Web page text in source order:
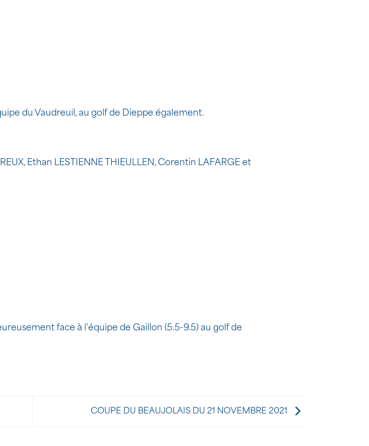
du Vaudreuil, au golf de Dieppe également.
Ethan LESTIENNE THIEULLEN, Corentin LAFARGE et
face à l’équipe de Gaillon (5.5-9.5) au golf de
COUPE DU BEAUJOLAIS DU 21 NOVEMBRE 2021